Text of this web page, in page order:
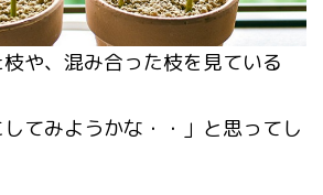
や、混み合った枝を見ている
してみようかな・・」と思ってし